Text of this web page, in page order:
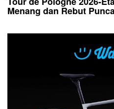
Menang dan Rebut